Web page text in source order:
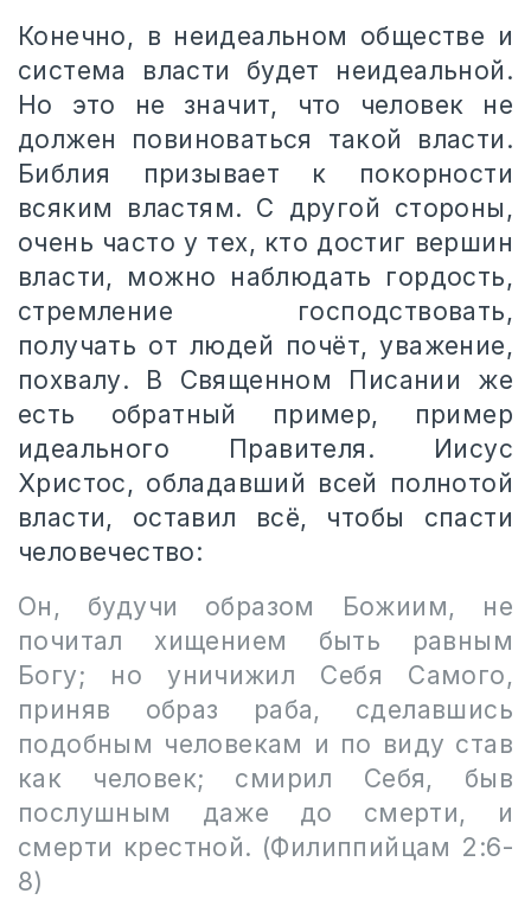
Конечно, в неидеальном обществе и
система власти будет неидеальной.
Но это не значит, что человек не
должен повиноваться такой власти.
Библия призывает к покорности
всяким властям. С другой стороны,
очень часто у тех, кто достиг вершин
власти, можно наблюдать гордость,
стремление господствовать,
получать от людей почёт, уважение,
похвалу. В Священном Писании же
есть обратный пример, пример
идеального Правителя. Иисус
Христос, обладавший всей полнотой
власти, оставил всё, чтобы спасти
человечество:
Он, будучи образом Божиим, не
почитал хищением быть равным
Богу; но уничижил Себя Самого,
приняв образ раба, сделавшись
подобным человекам и по виду став
как человек; смирил Себя, быв
послушным даже до смерти, и
смерти крестной. (Филиппийцам 2:6-
8)